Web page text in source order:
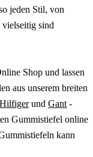
jeden Stil, von
sind
Shop und lassen
aus unserem breiten
und Gant -
Gummistiefel online
kann